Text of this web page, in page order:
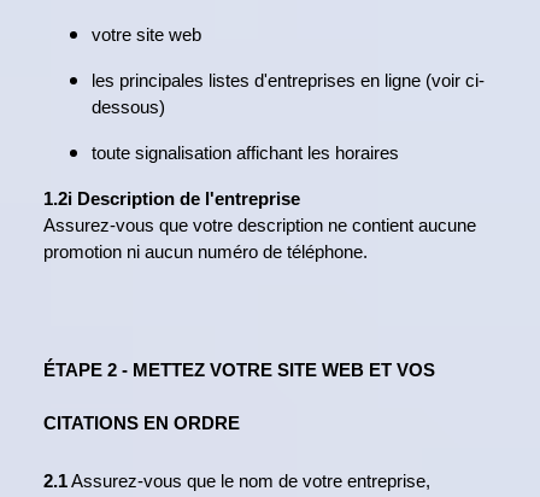
votre site web
les principales listes d'entreprises en ligne (voir ci-
dessous)
toute signalisation affichant les horaires
1.2i Description de l'entreprise
Assurez-vous que votre description ne contient aucune
promotion ni aucun numéro de téléphone.
ÉTAPE 2 - METTEZ VOTRE SITE WEB ET VOS
CITATIONS EN ORDRE
2.1Assurez-vous que le nom de votre entreprise,